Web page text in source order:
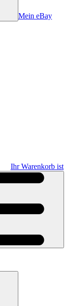
Mein eBay
Ihr Warenkorb ist